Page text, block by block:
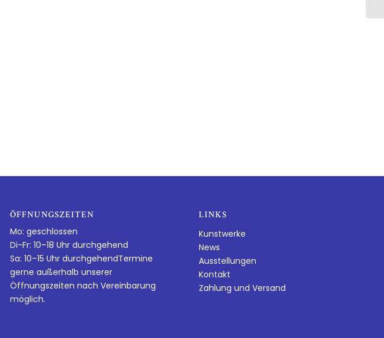
ÖFFNUNGSZEITEN
Mo: geschlossen
Di-Fr: 10–18 Uhr durchgehend
Sa: 10–15 Uhr durchgehendTermine
gerne außerhalb unserer
Öffnungszeiten nach Vereinbarung
möglich.
LINKS
Kunstwerke
News
Ausstellungen
Kontakt
Zahlung und Versand